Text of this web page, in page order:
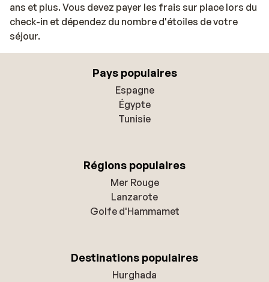
ans et plus. Vous devez payer les frais sur place lors du
check-in et dépendez du nombre d'étoiles de votre
séjour.
Pays populaires
Espagne
Égypte
Tunisie
Régions populaires
Mer Rouge
Lanzarote
Golfe d'Hammamet
Destinations populaires
Hurghada